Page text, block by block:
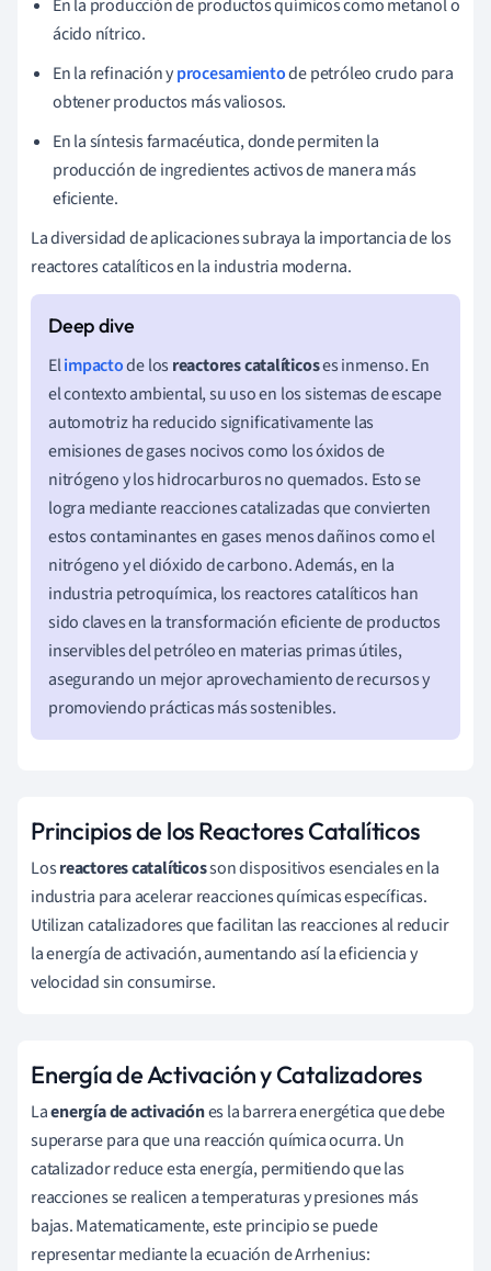
En la producción de productos químicos como metanol o
ácido nítrico.
En la refinación yprocesamientode petróleo crudo para
obtener productos más valiosos.
En la síntesis farmacéutica, donde permiten la
producción de ingredientes activos de manera más
eficiente.
La diversidad de aplicaciones subraya la importancia de los
reactores catalíticos en la industria moderna.
Elimpactode los reactores catalíticoses inmenso. En
el contexto ambiental, su uso en los sistemas de escape
automotriz ha reducido significativamente las
emisiones de gases nocivos como los óxidos de
nitrógeno y los hidrocarburos no quemados. Esto se
logra mediante reacciones catalizadas que convierten
estos contaminantes en gases menos dañinos como el
nitrógeno y el dióxido de carbono. Además, en la
industria petroquímica, los reactores catalíticos han
sido claves en la transformación eficiente de productos
inservibles del petróleo en materias primas útiles,
asegurando un mejor aprovechamiento de recursos y
promoviendo prácticas más sostenibles.
Principios de los Reactores Catalíticos
Losreactores catalíticosson dispositivos esenciales en la
industria para acelerar reacciones químicas específicas.
Utilizan catalizadores que facilitan las reacciones al reducir
la energía de activación, aumentando así la eficiencia y
velocidad sin consumirse.
Energía de Activación y Catalizadores
Laenergía de activaciónes la barrera energética que debe
superarse para que una reacción química ocurra. Un
catalizador reduce esta energía, permitiendo que las
reacciones se realicen a temperaturas y presiones más
bajas. Matematicamente, este principio se puede
representar mediante la ecuación de Arrhenius: